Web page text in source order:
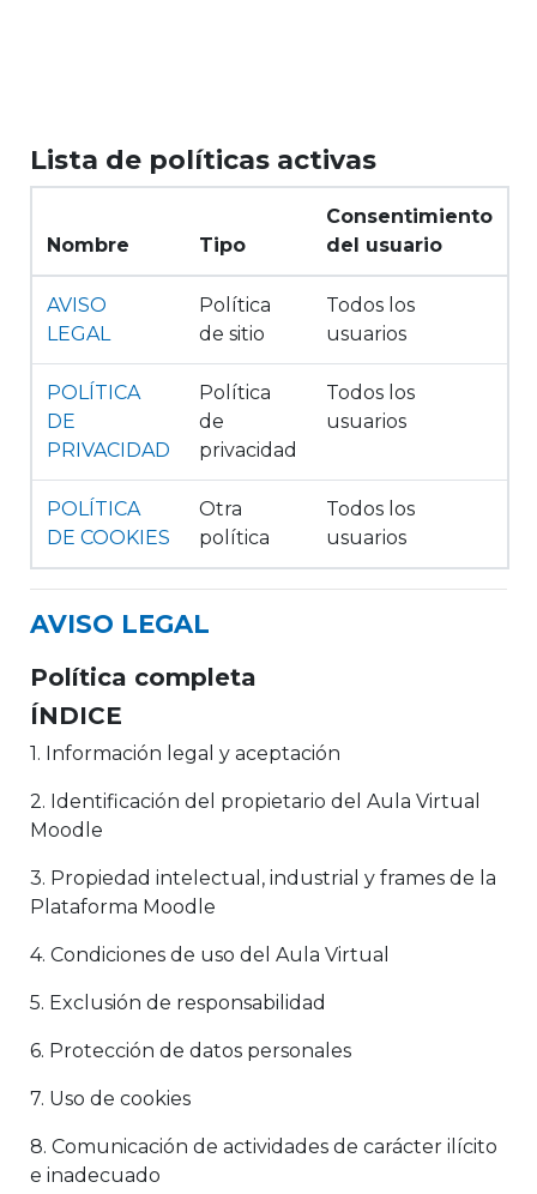
Lista de políticas activas
Nombre Tipo
Consentimiento
del usuario
AVISO
LEGAL
Política
de sitio
Todos los
usuarios
POLÍTICA
DE
PRIVACIDAD
Política
de
privacidad
Todos los
usuarios
POLÍTICA
DE COOKIES
Otra
política
Todos los
usuarios
AVISO LEGAL
Política completa
ÍNDICE
1. Información legal y aceptación
2. Identificación del propietario del Aula Virtual
Moodle
3. Propiedad intelectual, industrial y frames de la
Plataforma Moodle
4. Condiciones de uso del Aula Virtual
5. Exclusión de responsabilidad
6. Protección de datos personales
7. Uso de cookies
8. Comunicación de actividades de carácter ilícito
e inadecuado